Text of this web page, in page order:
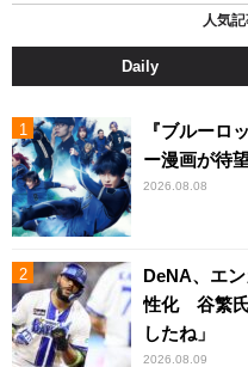
人気
Daily
『ブルーロ
ー漫画が待
2026.08.08
DeNA、エ
性化 谷繁氏
したね」
2026.08.09